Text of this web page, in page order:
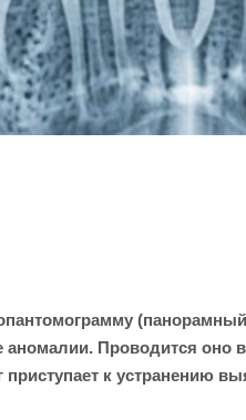
Проводится
к устранению